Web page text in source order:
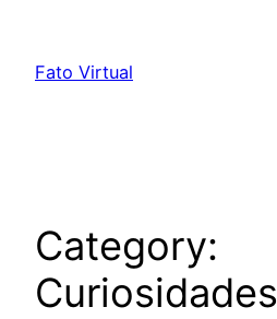
content
Fato Virtual
Category:
Curiosidades